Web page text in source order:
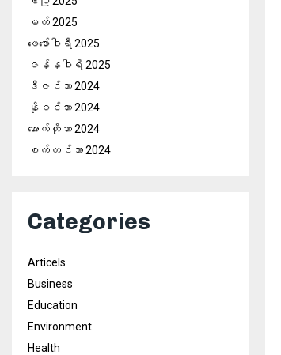
မတ် 2025
ဖေ‌ဖော်ဝါရီ 2025
ဇန်နဝါရီ 2025
ဒီဇင်ဘာ 2024
နိုဝင်ဘာ 2024
အောက်တိုဘာ 2024
စက်တင်ဘာ 2024
Categories
Articels
Business
Education
Environment
Health